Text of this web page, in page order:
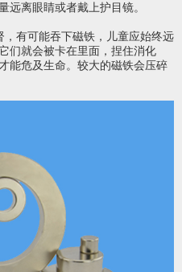
远离眼睛或者戴上护目镜。
有可能吞下磁铁，儿童应始终远
们就会被卡在里面，捏住消化
能危及生命。较大的磁铁会压碎